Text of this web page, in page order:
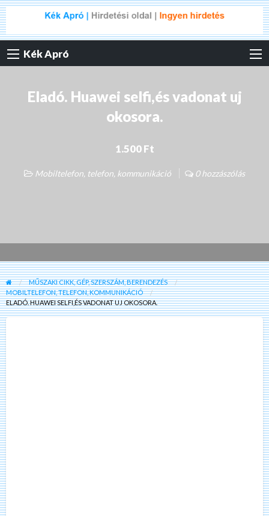
Kék Apró
Eladó. Huawei selfi,és vadonat uj
okosora.
1.500 Ft
Mobiltelefon, telefon, kommunikáció 0 hozzászólás
MŰSZAKI CIKK, GÉP, SZERSZÁM, BERENDEZÉS
MOBILTELEFON, TELEFON, KOMMUNIKÁCIÓ
ELADÓ. HUAWEI SELFI,ÉS VADONAT UJ OKOSORA.